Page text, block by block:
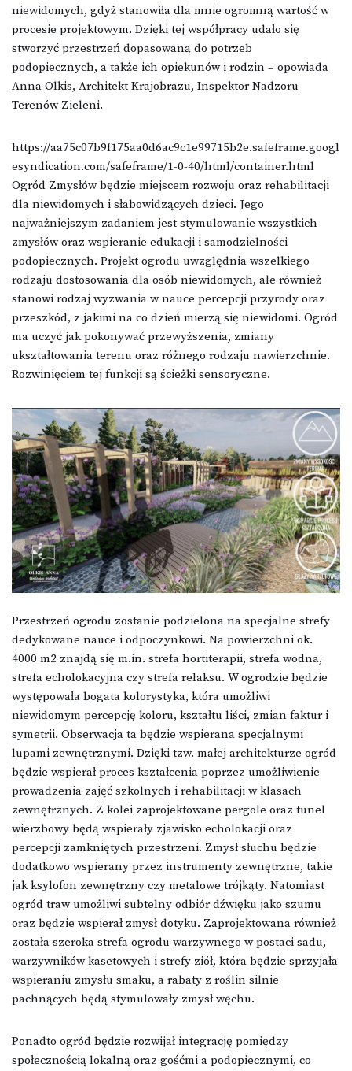
niewidomych, gdyż stanowiła dla mnie ogromną wartość w
procesie projektowym. Dzięki tej współpracy udało się
stworzyć przestrzeń dopasowaną do potrzeb
podopiecznych, a także ich opiekunów i rodzin – opowiada
Anna Olkis, Architekt Krajobrazu, Inspektor Nadzoru
Terenów Zieleni.
https://aa75c07b9f175aa0d6ac9c1e99715b2e.safeframe.googl
esyndication.com/safeframe/1-0-40/html/container.html
Ogród Zmysłów będzie miejscem rozwoju oraz rehabilitacji
dla niewidomych i słabowidzących dzieci. Jego
najważniejszym zadaniem jest stymulowanie wszystkich
zmysłów oraz wspieranie edukacji i samodzielności
podopiecznych. Projekt ogrodu uwzględnia wszelkiego
rodzaju dostosowania dla osób niewidomych, ale również
stanowi rodzaj wyzwania w nauce percepcji przyrody oraz
przeszkód, z jakimi na co dzień mierzą się niewidomi. Ogród
ma uczyć jak pokonywać przewyższenia, zmiany
ukształtowania terenu oraz różnego rodzaju nawierzchnie.
Rozwinięciem tej funkcji są ścieżki sensoryczne.
Przestrzeń ogrodu zostanie podzielona na specjalne strefy
dedykowane nauce i odpoczynkowi. Na powierzchni ok.
4000 m2 znajdą się m.in. strefa hortiterapii, strefa wodna,
strefa echolokacyjna czy strefa relaksu. W ogrodzie będzie
występowała bogata kolorystyka, która umożliwi
niewidomym percepcję koloru, kształtu liści, zmian faktur i
symetrii. Obserwacja ta będzie wspierana specjalnymi
lupami zewnętrznymi. Dzięki tzw. małej architekturze ogród
będzie wspierał proces kształcenia poprzez umożliwienie
prowadzenia zajęć szkolnych i rehabilitacji w klasach
zewnętrznych. Z kolei zaprojektowane pergole oraz tunel
wierzbowy będą wspierały zjawisko echolokacji oraz
percepcji zamkniętych przestrzeni. Zmysł słuchu będzie
dodatkowo wspierany przez instrumenty zewnętrzne, takie
jak ksylofon zewnętrzny czy metalowe trójkąty. Natomiast
ogród traw umożliwi subtelny odbiór dźwięku jako szumu
oraz będzie wspierał zmysł dotyku. Zaprojektowana również
została szeroka strefa ogrodu warzywnego w postaci sadu,
warzywników kasetowych i strefy ziół, która będzie sprzyjała
wspieraniu zmysłu smaku, a rabaty z roślin silnie
pachnących będą stymulowały zmysł węchu.
Ponadto ogród będzie rozwijał integrację pomiędzy
społecznością lokalną oraz gośćmi a podopiecznymi, co